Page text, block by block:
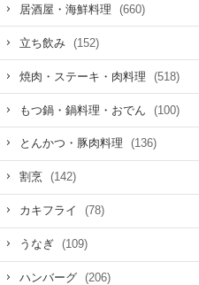
居酒屋・海鮮料理 (660)
立ち飲み (152)
焼肉・ステーキ・肉料理 (518)
もつ鍋・鍋料理・おでん (100)
とんかつ・豚肉料理 (136)
割烹 (142)
カキフライ (78)
うなぎ (109)
ハンバーグ (206)